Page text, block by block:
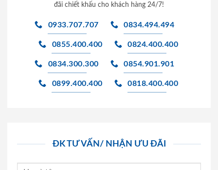
đãi chiết khấu cho khách hàng 24/7!
0933.707.707 0834.494.494
0855.400.400 0824.400.400
0834.300.300 0854.901.901
0899.400.400 0818.400.400
ĐK TƯ VẤN/ NHẬN ƯU ĐÃI